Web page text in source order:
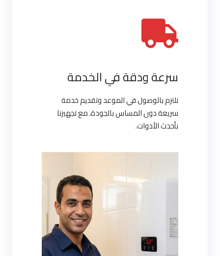
سرعة ودقة في الخدمة
نلتزم بالوصول في الموعد وتقديم خدمة
سريعة دون المساس بالجودة، مع تجهيزنا
بأحدث الأدوات.